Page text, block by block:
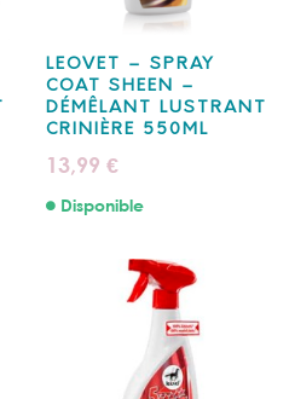
LEOVET – SPRAY
COAT SHEEN –
DÉMÊLANT LUSTRANT
CRINIÈRE 550ML
13,99 €
Disponible